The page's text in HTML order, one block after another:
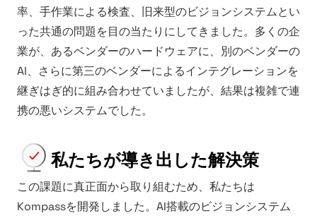
率、手作業による検査、旧来型のビジョンシステムとい
った共通の問題を目の当たりにしてきました。多くの企
業が、あるベンダーのハードウェアに、別のベンダーの
AI、さらに第三のベンダーによるインテグレーションを
継ぎはぎ的に組み合わせていましたが、結果は複雑で連
携の悪いシステムでした。
私たちが導き出した解決策
この課題に真正面から取り組むため、私たちは
Kompassを開発しました。AI搭載のビジョンシステム